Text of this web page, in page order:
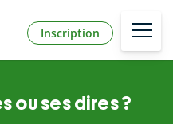
Inscription
ou ses dires ?